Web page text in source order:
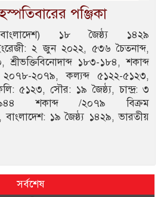
পঞ্জিকা
১৮ জৈষ্ঠ্য ১৪২৯
২ জুন ২০২২, ৫৩৬ চৈতনাব্দ,
শ্রীভক্তিবিনোদাব্দ ১৮৩-১৮৪, শকাব্দ
২০৭৯, কল্যব্দ ৫১২২-৫১২৩,
৫১২৩, সৌর: ১৯ জৈষ্ঠ্য, চান্দ্র: ৩
শকাব্দ /২০৭৯ বিক্রম
বাংলাদেশ: ১৯ জৈষ্ঠ্য ১৪২৯, ভারতীয়
সর্বশেষ